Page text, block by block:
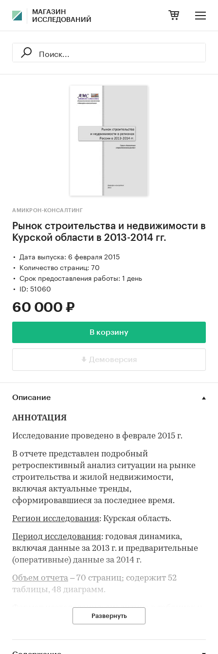
МАГАЗИН
ИССЛЕДОВАНИЙ
АМИКРОН-КОНСАЛТИНГ
Рынок строительства и недвижимости в
Курской области в 2013-2014 гг.
Дата выпуска: 6 февраля 2015
Количество страниц: 70
Срок предоставления работы: 1 день
ID: 51060
60 000 ₽
В корзину
Демоверсия
Описание
АННОТАЦИЯ
Исследование проведено в феврале 2015 г.
В отчете представлен подробный
ретроспективный анализ ситуации на рынке
строительства и жилой недвижимости,
включая актуальные тренды,
сформировавшиеся за последнее время.
Регион исследования: Курская область.
Период исследования: годовая динамика,
включая данные за 2013 г. и предварительные
(оперативные) данные за 2014 г.
Объем отчета – 70 страниц; содержит 52
таблицы, 48 диаграмм.
Формат исследования: аналитика в таблицах и
Пользователи. Обзор предназначен для
профессионалов рынка, которым нужна
Развернуть